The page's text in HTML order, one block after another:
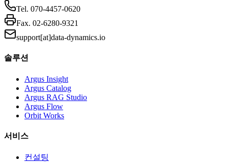
Tel. 070-4457-0620
Fax. 02-6280-9321
support[at]data-dynamics.io
솔루션
Argus Insight
Argus Catalog
Argus RAG Studio
Argus Flow
Orbit Works
서비스
컨설팅